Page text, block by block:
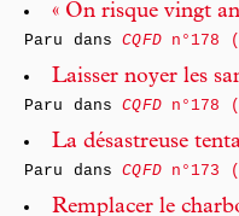
« On risque vingt
Paru dansCQFDn°178
Laisser noyer les
Paru dansCQFDn°178
La désastreuse
Paru dansCQFDn°173
Remplacer le